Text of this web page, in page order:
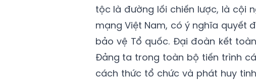
tộc là đường lối chiến lược, là cội
mạng Việt Nam, có ý nghĩa quyết
bảo vệ Tổ quốc. Đại đoàn kết
Đảng ta trong toàn bộ tiến trình
cách thức tổ chức và phát huy